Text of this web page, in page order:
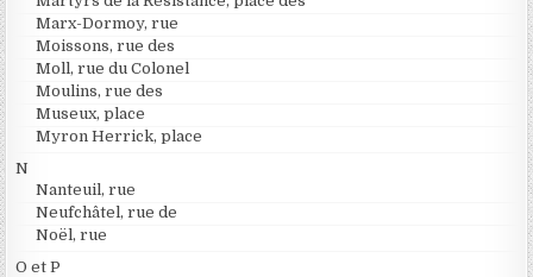
Marx-Dormoy, rue
Moissons, rue des
Moll, rue du Colonel
Moulins, rue des
Museux, place
Myron Herrick, place
N
Nanteuil, rue
Neufchâtel, rue de
Noël, rue
O et P